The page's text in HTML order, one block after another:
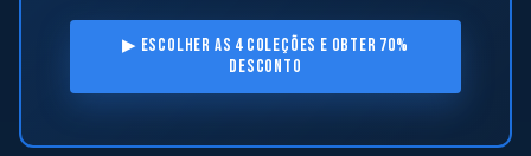
▶ ESCOLHER AS 4 COLEÇÕES E OBTER 70%
DESCONTO